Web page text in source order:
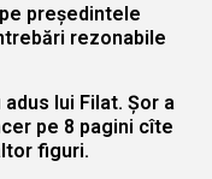
președintele
rezonabile
lui Filat. Șor a
pe 8 pagini cîte
figuri.